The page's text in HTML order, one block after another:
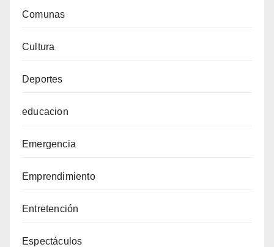
Comunas
Cultura
Deportes
educacion
Emergencia
Emprendimiento
Entretención
Espectáculos